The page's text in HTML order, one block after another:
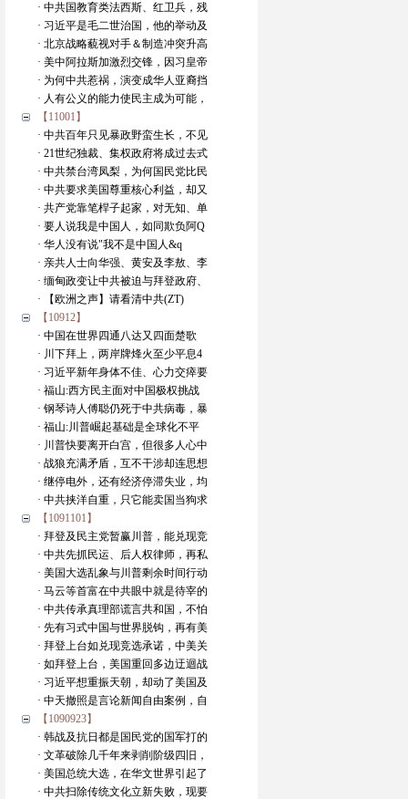
· 中共国教育类法西斯、红卫兵，残
· 习近平是毛二世治国，他的举动及
· 北京战略藐视对手＆制造冲突升高
· 美中阿拉斯加激烈交锋，因习皇帝
· 为何中共惹祸，演变成华人亚裔挡
· 人有公义的能力使民主成为可能，
【11001】
· 中共百年只见暴政野蛮生长，不见
· 21世纪独裁、集权政府将成过去式
· 中共禁台湾凤梨，为何国民党比民
· 中共要求美国尊重核心利益，却又
· 共产党靠笔桿子起家，对无知、单
· 要人说我是中国人，如同欺负阿Q
· 华人没有说"我不是中国人&q
· 亲共人士向华强、黄安及李敖、李
· 缅甸政变让中共被迫与拜登政府、
· 【欧洲之声】请看清中共(ZT)
【10912】
· 中国在世界四通八达又四面楚歌
· 川下拜上，两岸牌烽火至少平息4
· 习近平新年身体不佳、心力交瘁要
· 福山:西方民主面对中国极权挑战
· 钢琴诗人傅聪仍死于中共病毒，暴
· 福山:川普崛起基础是全球化不平
· 川普快要离开白宫，但很多人心中
· 战狼充满矛盾，互不干涉却连思想
· 继停电外，还有经济停滞失业，均
· 中共挟洋自重，只它能卖国当狗求
【1091101】
· 拜登及民主党暂赢川普，能兑现竞
· 中共先抓民运、后人权律师，再私
· 美国大选乱象与川普剩余时间行动
· 马云等首富在中共眼中就是待宰的
· 中共传承真理部谎言共和国，不怕
· 先有习式中国与世界脱钩，再有美
· 拜登上台如兑现竞选承诺，中美关
· 如拜登上台，美国重回多边迂迴战
· 习近平想重振天朝，却动了美国及
· 中天撤照是言论新闻自由案例，自
【1090923】
· 韩战及抗日都是国民党的国军打的
· 文革破除几千年来剥削阶级四旧，
· 美国总统大选，在华文世界引起了
· 中共扫除传统文化立新失败，现要